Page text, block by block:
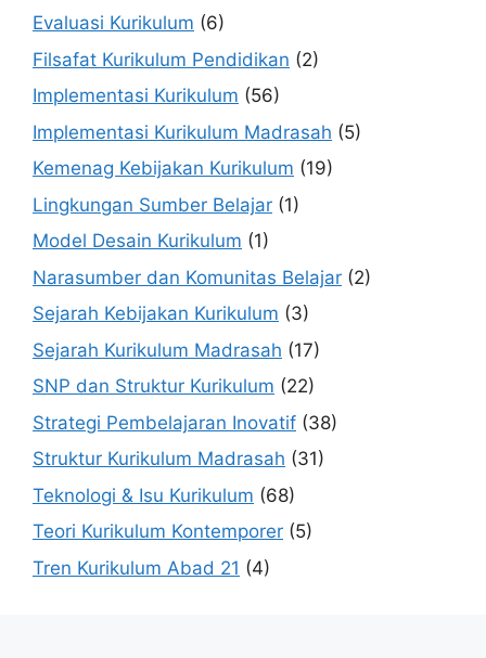
Evaluasi Kurikulum (6)
Filsafat Kurikulum Pendidikan (2)
Implementasi Kurikulum (56)
Implementasi Kurikulum Madrasah (5)
Kemenag Kebijakan Kurikulum (19)
Lingkungan Sumber Belajar (1)
Model Desain Kurikulum (1)
Narasumber dan Komunitas Belajar (2)
Sejarah Kebijakan Kurikulum (3)
Sejarah Kurikulum Madrasah (17)
SNP dan Struktur Kurikulum (22)
Strategi Pembelajaran Inovatif (38)
Struktur Kurikulum Madrasah (31)
Teknologi & Isu Kurikulum (68)
Teori Kurikulum Kontemporer (5)
Tren Kurikulum Abad 21 (4)